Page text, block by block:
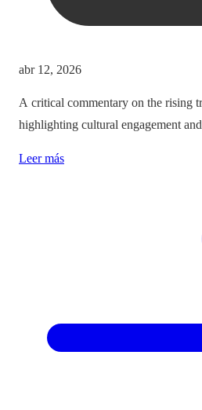
abr 12, 2026
A critical commentary on the rising
highlighting cultural engagement
Leer más